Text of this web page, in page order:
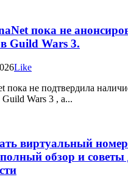
пока не
Guild Wars 3.
Like
пока не подтвердила
Wars 3 , а...
виртуальный
обзор и советы